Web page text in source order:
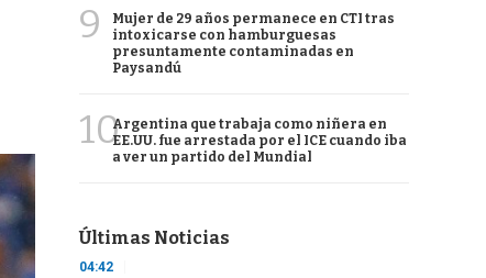
9
Mujer de 29 años permanece en CTI tras
intoxicarse con hamburguesas
presuntamente contaminadas en
Paysandú
10Argentina que trabaja como niñera en
EE.UU. fue arrestada por el ICE cuando iba
a ver un partido del Mundial
Últimas Noticias
04:42